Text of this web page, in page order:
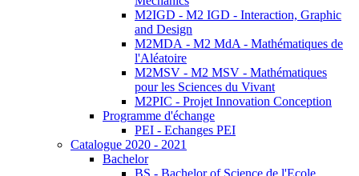
M2IGD - M2 IGD - Interaction, Graphic
and Design
M2MDA - M2 MdA - Mathématiques de
l'Aléatoire
M2MSV - M2 MSV - Mathématiques
pour les Sciences du Vivant
M2PIC - Projet Innovation Conception
Programme d'échange
PEI - Echanges PEI
Catalogue 2020 - 2021
Bachelor
BS - Bachelor of Science de l'Ecole